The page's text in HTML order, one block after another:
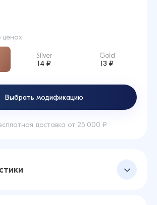
Silver
14 ₽
Gold
13 ₽
Выбрать модификацию
доставка от 25 000 ₽